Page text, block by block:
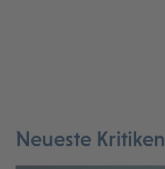
Neueste Kritiken